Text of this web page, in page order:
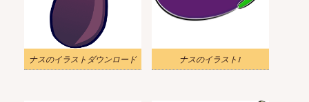
ナスのイラストダウンロード ナスのイラスト1